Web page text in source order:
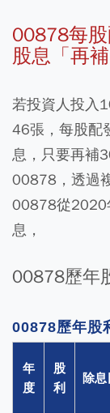
00878每
股息「再
若投資人投入
46張，每股配
息，只要再補
00878，透過
00878從2020
息，
00878歷年
00878歷年股
年
度
股
利
除息